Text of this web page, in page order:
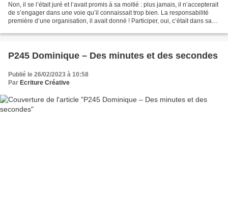
Non, il se l’était juré et l’avait promis à sa moitié : plus jamais, il n’accepterait
de s’engager dans une voie qu’il connaissait trop bien. La responsabilité
première d’une organisation, il avait donné ! Participer, oui, c’était dans sa
P245 Dominique – Des minutes et des secondes
Publié le 26/02/2023 à 10:58
Par Ecriture Créative